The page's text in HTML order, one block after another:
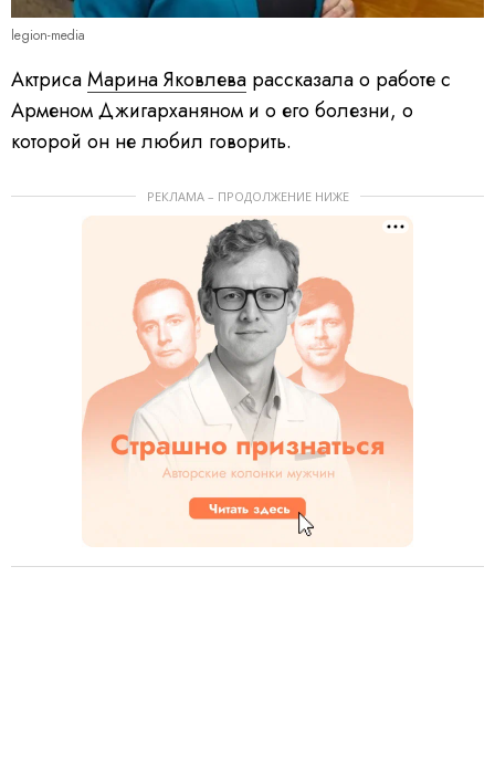
legion-media
АктрисаМарина Яковлева рассказала о работе с
Арменом Джигарханяном и о его болезни, о
которой он не любил говорить.
РЕКЛАМА – ПРОДОЛЖЕНИЕ НИЖЕ